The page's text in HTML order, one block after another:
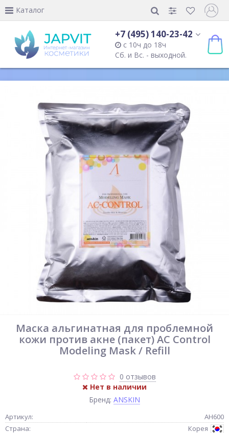
Каталог
+7 (495) 140-23-42
с 10ч до 18ч
Сб. и Вс. - выходной.
Маска альгинатная для проблемной
кожи против акне (пакет) AC Control
Modeling Mask / Refill
0 отзывов
Нет в наличии
Бренд: ANSKIN
Артикул:
АН600
Страна:
Корея